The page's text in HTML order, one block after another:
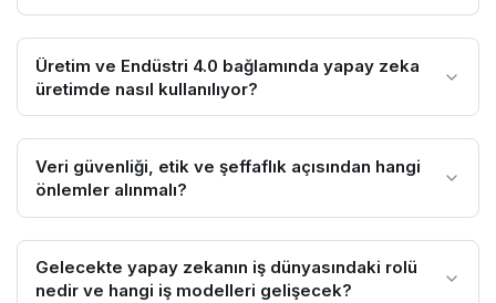
Üretim ve Endüstri 4.0 bağlamında yapay zeka
üretimde nasıl kullanılıyor?
Veri güvenliği, etik ve şeffaflık açısından hangi
önlemler alınmalı?
Gelecekte yapay zekanın iş dünyasındaki rolü
nedir ve hangi iş modelleri gelişecek?